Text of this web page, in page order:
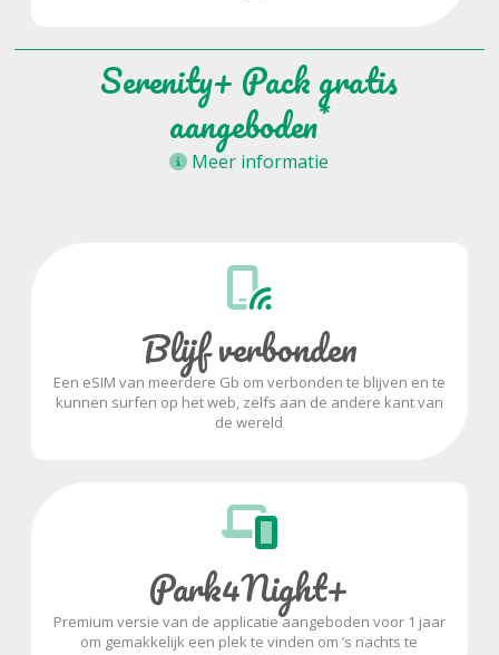
Serenity+ Pack gratis
aangeboden*
Meer informatie
Blijf verbonden
Een eSIM van meerdere Gb om verbonden te blijven en te
kunnen surfen op het web, zelfs aan de andere kant van
de wereld
Park4Night+
Premium versie van de applicatie aangeboden voor 1 jaar
om gemakkelijk een plek te vinden om ’s nachts te